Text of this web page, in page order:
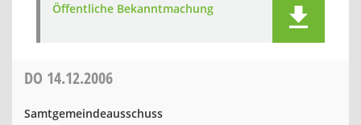
Öffentliche Bekanntmachung
DO 14.12.2006
Samtgemeindeausschuss